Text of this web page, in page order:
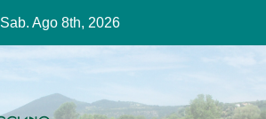
Sab. Ago 8th, 2026